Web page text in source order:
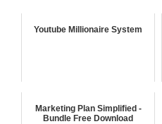
Youtube Millionaire System
Marketing Plan Simplified -
Bundle Free Download